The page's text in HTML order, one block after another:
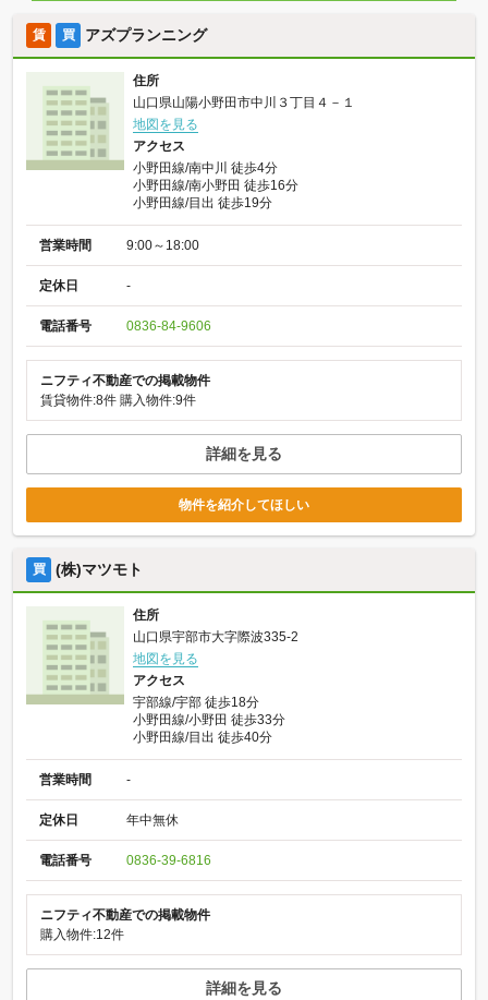
賃 買 アズプランニング
住所
山口県山陽小野田市中川３丁目４－１
地図を見る
アクセス
小野田線/南中川 徒歩4分
小野田線/南小野田 徒歩16分
小野田線/目出 徒歩19分
営業時間 9:00～18:00
定休日 -
電話番号 0836-84-9606
ニフティ不動産での掲載物件
賃貸物件:8件 購入物件:9件
詳細を見る
物件を紹介してほしい
買 (株)マツモト
住所
山口県宇部市大字際波335-2
地図を見る
アクセス
宇部線/宇部 徒歩18分
小野田線/小野田 徒歩33分
小野田線/目出 徒歩40分
営業時間 -
定休日 年中無休
電話番号 0836-39-6816
ニフティ不動産での掲載物件
購入物件:12件
詳細を見る